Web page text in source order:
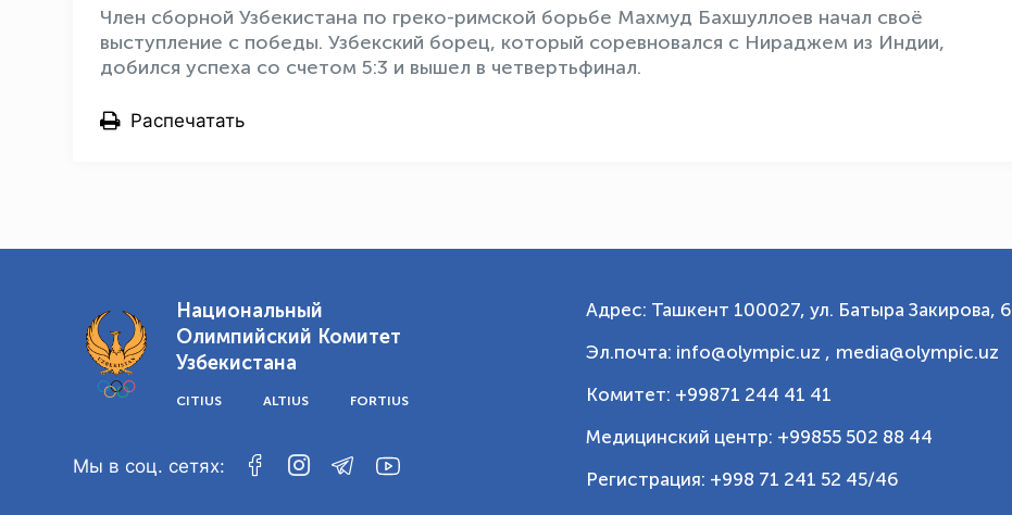
Член сборной Узбекистана по греко-римской борьбе Махмуд Бахшуллоев начал своё
выступление с победы. Узбекский борец, который соревновался с Нираджем из Индии,
добился успеха со счетом 5:3 и вышел в четвертьфинал.
Распечатать
Национальный
Олимпийский Комитет
Узбекистана
CITIUS ALTIUS FORTIUS
Мы в соц. сетях:
Адрес: Ташкент 100027, ул. Батыра Закирова, 6
Эл.почта: info@olympic.uz , media@olympic.uz
Комитет: +99871 244 41 41
Медицинский центр: +99855 502 88 44
Регистрация: +998 71 241 52 45/46